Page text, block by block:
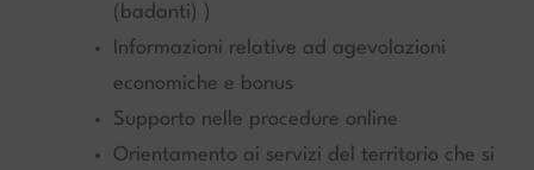
(badanti) )
Informazioni relative ad agevolazioni
economiche e bonus
Supporto nelle procedure online
Orientamento ai servizi del territorio che si